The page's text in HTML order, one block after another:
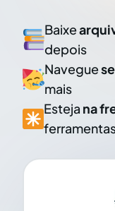
Baixe
depois
Navegue
mais
Esteja na